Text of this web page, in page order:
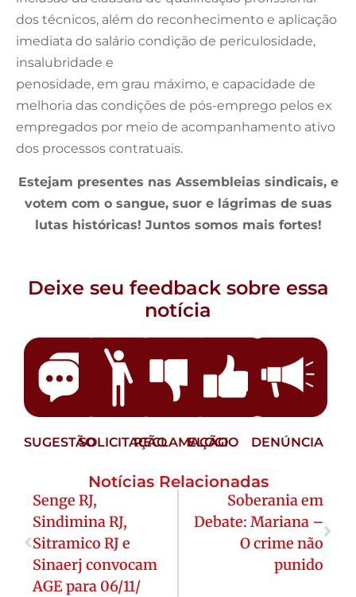
dos técnicos, além do reconhecimento e aplicação
imediata do salário condição de periculosidade,
insalubridade e
penosidade, em grau máximo, e capacidade de
melhoria das condições de pós-emprego pelos ex
empregados por meio de acompanhamento ativo
dos processos contratuais.
Estejam presentes nas Assembleias sindicais, e
votem com o sangue, suor e lágrimas de suas
lutas históricas! Juntos somos mais fortes!
Deixe seu feedback sobre essa
notícia
SUGESTÃOSOLICITAÇÃORECLAMAÇÃO
ELOGIO DENÚNCIA
Notícias Relacionadas
Senge RJ,
Sindimina RJ,
Sitramico RJ e
Sinaerj convocam
AGE para 06/11/
Soberania em
Debate: Mariana –
O crime não
punido